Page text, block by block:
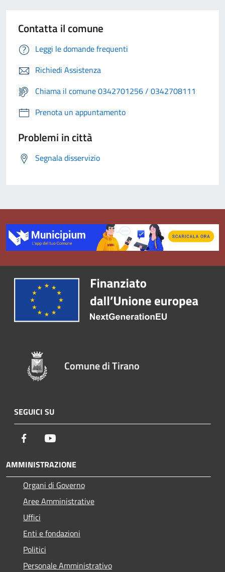
Contatta il comune
Leggi le domande frequenti
Richiedi Assistenza
Chiama il comune 0342701256 / 0342708111
Prenota un appuntamento
Problemi in città
Segnala disservizio
Comune di Tirano
SEGUICI SU
Facebook
AMMINISTRAZIONE
Organi di Governo
Aree Amministrative
Uffici
Enti e fondazioni
Politici
Personale Amministrativo